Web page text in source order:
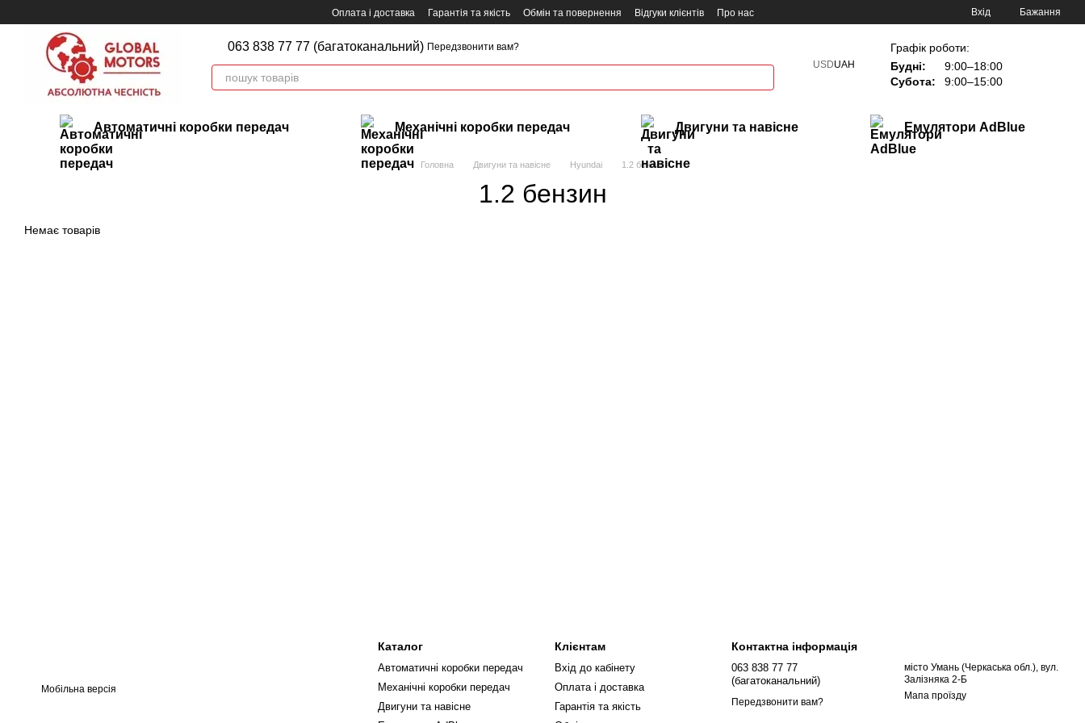
Оплата і доставка Гарантія та якість Обмін та повернення Відгуки клієнтів Про нас Вхід Бажання
063 838 77 77 (багатоканальний) Передзвонити вам?
USDUAH
Графік роботи:
Будні:
9:00–18:00
Субота:
9:00–15:00
Автоматичні коробки передач Механічні коробки передач Двигуни та навісне Емулятори AdBlue
Головна Двигуни та навісне Hyundai 1.2 бензин
1.2 бензин
Немає товарів
Мобільна версія
Каталог
Автоматичні коробки передач
Механічні коробки передач
Двигуни та навісне
Клієнтам
Вхід до кабінету
Оплата і доставка
Гарантія та якість
Контактна інформація
063 838 77 77
(багатоканальний)
Передзвонити вам?
місто Умань (Черкаська обл.), вул.
Залізняка 2-Б
Мапа проїзду